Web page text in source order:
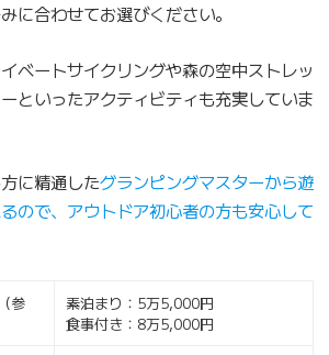
に合わせてお選びください。
ベートサイクリングや森の空中ストレッ
といったアクティビティも充実していま
に精通したグランピングマスターから遊
ので、アウトドア初心者の方も安心して
参
素泊まり：5万5,000円
食事付き：8万5,000円